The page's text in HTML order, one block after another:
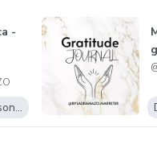
-
Desarrollo Personal